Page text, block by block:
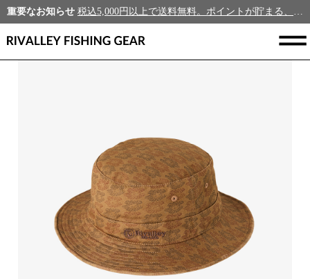
重要なお知らせ 税込5,000円以上で送料無料。ポイントが貯まる、新規会員募集中！